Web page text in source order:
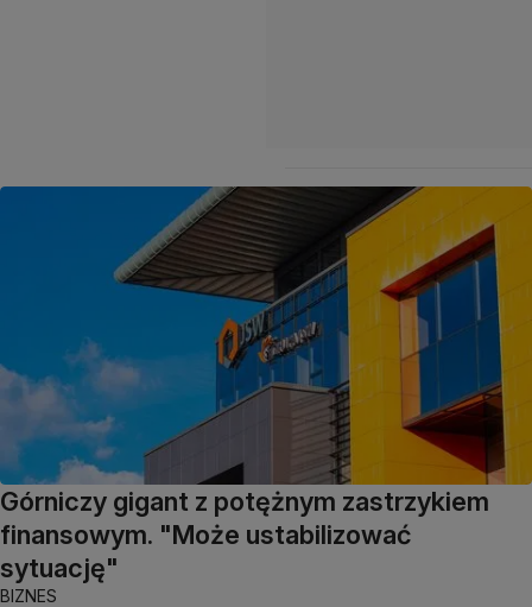
Górniczy gigant z potężnym zastrzykiem
finansowym. "Może ustabilizować
sytuację"
BIZNES